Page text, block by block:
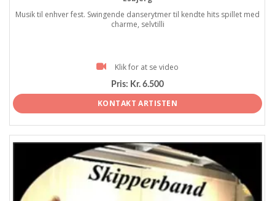
Musik til enhver fest. Swingende danserytmer til kendte hits spillet med
charme, selvtilli
Klik for at se video
Pris: Kr. 6.500
KONTAKT ARTISTEN